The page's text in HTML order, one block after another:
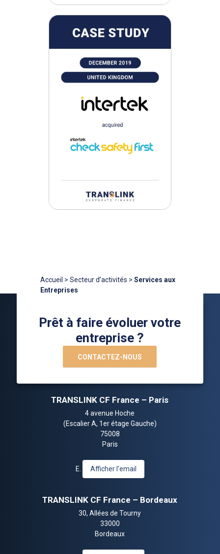
Accueil > Secteur d’activités > Services aux
Entreprises
Prêt à faire évoluer votre
entreprise ?
CONTACTEZ-NOUS
TRANSLINK CF France – Paris
4 avenue Hoche
(Escalier A, 1er étage Gauche)
75008
Paris
E. Afficher l'email
TRANSLINK CF France – Bordeaux
30, Allées de Tourny
33000
Bordeaux